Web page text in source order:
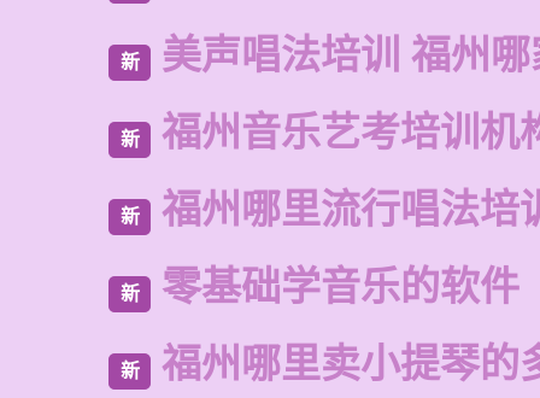
新 美声唱法培训 福州
新 福州音乐艺考培训机
新 福州哪里流行唱法培
新 零基础学音乐的软件
新 福州哪里卖小提琴的